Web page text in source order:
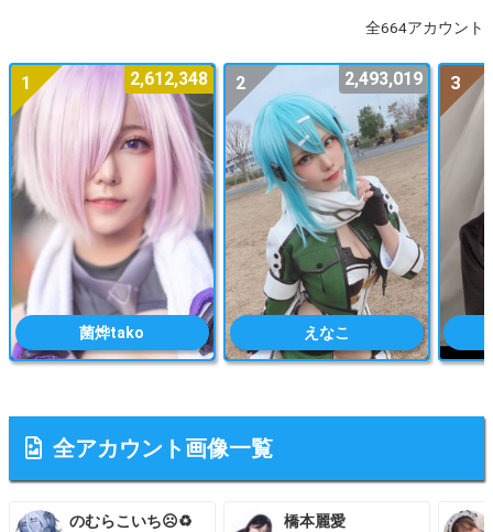
全664アカウント
菌烨tako
1 2,612,348
えなこ
2 2,493,019 3
全アカウント画像一覧
のむらこいち☹️♻️
橋本麗愛